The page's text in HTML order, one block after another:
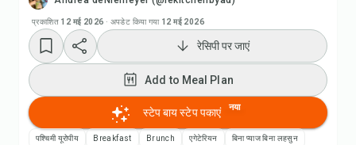
प्रकाशित 12 मई 2026 · अपडेट किया गया 12 मई 2026
रेसिपी वीडियो देखें
Add to Meal Plan
Add to Shopping List
रेसिपी पर जाएं
Add to Meal Plan
स्टेप बाय स्टेप पकाएं नया
पश्चिमी यूरोपीय Breakfast Brunch एगेटेरियन बिना प्याज बिना लहसुन